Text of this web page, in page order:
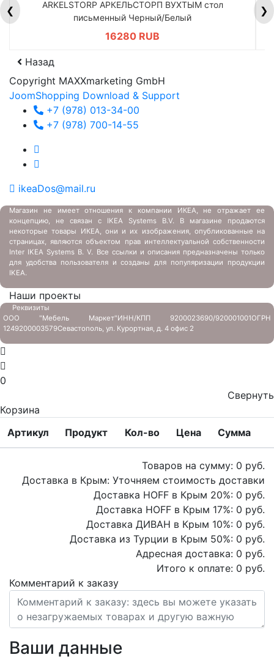
❮
ARKELSTORP АРКЕЛЬСТОРП ВУХТЫМ стол
письменный Черный/Белый
16280 RUB
❯
Назад
Copyright MAXXmarketing GmbH
JoomShopping Download & Support
+7 (978) 013-34-00
+7 (978) 700-14-55
ikeaDos@mail.ru
Магазин не имеет отношения к компании ИКЕА, не отражает ее
концепцию, не связан с IKEA Systems B.V. В магазине продаются
некоторые товары ИКЕА, они и их изображения, опубликованные на
страницах, являются объектом прав интеллектуальной собственности
Inter IKEA Systems B. V. Все ссылки и описания предназначены только
для удобства пользователя и созданы для популяризации продукции
IKEA.
Наши проекты
Реквизиты
ООО "Мебель Маркет"ИНН/КПП 9200023690/920001001ОГРН
1249200003579Севастополь, ул. Курортная, д. 4 офис 2
0
Свернуть
Корзина
Артикул
Продукт Кол-во Цена Сумма
Товаров на сумму: 0 руб.
Доставка в Крым: Уточняем стоимость доставки
Доставка HOFF в Крым 20%: 0 руб.
Доставка HOFF в Крым 17%: 0 руб.
Доставка ДИВАН в Крым 10%: 0 руб.
Доставка из Турции в Крым 50%: 0 руб.
Адресная доставка: 0 руб.
Итого к оплате: 0 руб.
Комментарий к заказу
Ваши данные